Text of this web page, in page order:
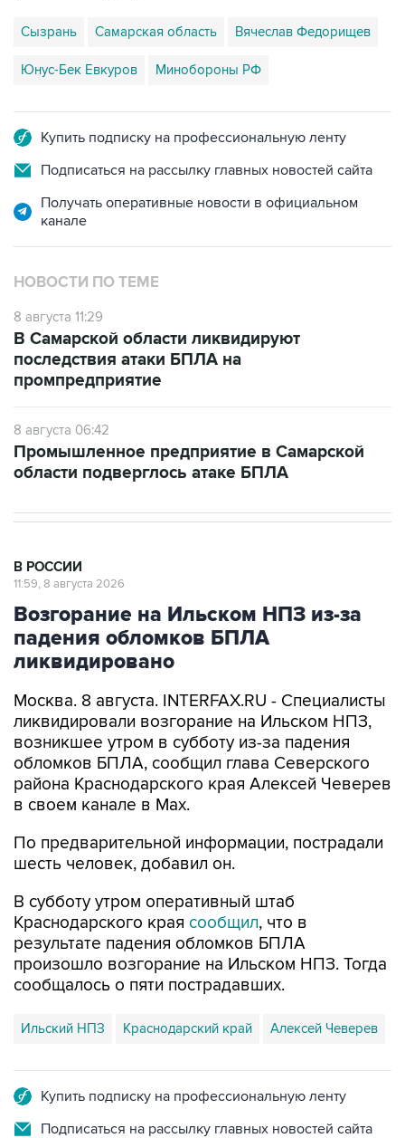
Сызрань Самарская область Вячеслав Федорищев
Юнус-Бек Евкуров Минобороны РФ
Купить подписку на профессиональную ленту
Подписаться на рассылку главных новостей сайта
Получать оперативные новости в официальном
канале
НОВОСТИ ПО ТЕМЕ
8 августа 11:29
В Самарской области ликвидируют
последствия атаки БПЛА на
промпредприятие
8 августа 06:42
Промышленное предприятие в Самарской
области подверглось атаке БПЛА
В РОССИИ
11:59, 8 августа 2026
Возгорание на Ильском НПЗ из-за
падения обломков БПЛА
ликвидировано
Москва. 8 августа. INTERFAX.RU - Специалисты
ликвидировали возгорание на Ильском НПЗ,
возникшее утром в субботу из-за падения
обломков БПЛА, сообщил глава Северского
района Краснодарского края Алексей Чеверев
в своем канале в Max.
По предварительной информации, пострадали
шесть человек, добавил он.
В субботу утром оперативный штаб
Краснодарского края сообщил, что в
результате падения обломков БПЛА
произошло возгорание на Ильском НПЗ. Тогда
сообщалось о пяти пострадавших.
Ильский НПЗ Краснодарский край Алексей Чеверев
Купить подписку на профессиональную ленту
Подписаться на рассылку главных новостей сайта